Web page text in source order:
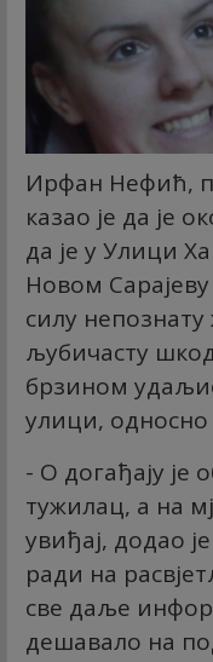
Ирфан Нефић,
казао је да је
да је у Улици
Новом
силу непознату
љубичасту
брзином
улици,
- О догађају је
тужилац, а на
увиђај, додао
ради на
све даље
дешавало на